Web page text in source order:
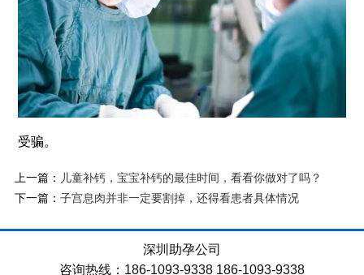
受骗。
上一篇： 儿童补钙，宝宝补钙的最佳时间，看看你做对了吗？
下一篇： 子宫息肉并非一定要割掉，还得看患者具体情况
深圳助孕公司
咨询热线：186-1093-9338 186-1093-9338